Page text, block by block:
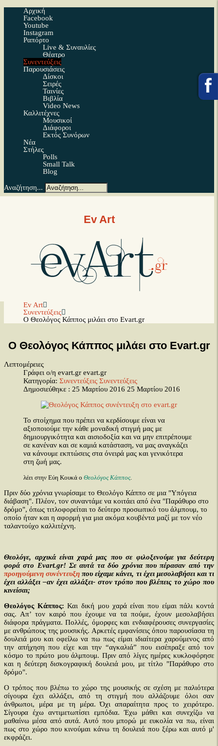
Αρχική
Facebook
Youtube
Instagram
Ραπόρτο
Live & Συναυλίες
Θέατρο
Συνεντεύξεις
Παρουσιάσεις
Δίσκοι
Σειρές
Ταινίες
Βιβλία
Video News
Καλλιτέχνες
Μουσικοί
Διάφοροι
Εκτός Συνόρων
Νέα
Στήλες
Polls
Small Talk
Blog
Αναζήτηση...
Ev Art
Ev Art
Συνεντεύξεις
Ο Θεολόγος Κάππος μιλάει στο Evart.gr
Ο Θεολόγος Κάππος μιλάει στο Evart.gr
Λεπτομέρειες
Γράφει ο/η evart.gr evart.gr
Κατηγορία: Συνεντεύξεις Συνεντεύξεις
Δημοσιεύθηκε : 25 Μαρτίου 2016 25 Μαρτίου 2016
Το στοίχημα που πρέπει να κερδίσουμε είναι να
αξιοποιούμε την κάθε μοναδική στιγμή μας με
δημιουργικότητα και αισιοδοξία και να μην επιτρέπουμε
σε κανέναν και σε καμιά κατάσταση, να μας αναγκάζει
να κάνουμε εκπτώσεις στα όνειρά μας και γενικότερα
στη ζωή μας.
λέει στην Εύη Κουκά ο Θεολόγος Κάππος.
Πριν δύο χρόνια γνωρίσαμε το Θεολόγο Κάππο σε μια "Υπόγεια
διάβαση". Πλέον, τον συναντάμε να κοιτάει από ένα "Παράθυρο στο
δρόμο", όπως τιτλοφορείται το δεύτερο προσωπικό του άλμπουμ, το
οποίο ήταν και η αφορμή για μια ακόμα κουβέντα μαζί με τον νέο
ταλαντούχο καλλιτέχνη.
Θεολόγε, αρχικά είναι χαρά μας που σε φιλοξενούμε για δεύτερη
φορά στο Evart.gr! Σε αυτά τα δύο χρόνια που πέρασαν από την
προηγούμενη συνέντευξη που είχαμε κάνει, τι έχει μεσολαβήσει και τι
έχει αλλάξει –αν έχει αλλάξει- στον τρόπο που βλέπεις το χώρο που
κινείσαι;
Θεολόγος Κάππος: Και δική μου χαρά είναι που είμαι πάλι κοντά
σας. Απ’ τον καιρό που έχουμε να τα πούμε, έχουν μεσολαβήσει
διάφορα πράγματα. Πολλές, όμορφες και ενδιαφέρουσες συνεργασίες
με ανθρώπους της μουσικής. Αρκετές εμφανίσεις όπου παρουσίασα τη
δουλειά μου και οφείλω να πω πως είμαι ιδιαίτερα χαρούμενος από
την απήχηση που είχε και την “αγκαλιά” που εισέπραξε από τον
κόσμο το πρώτο μου άλμπουμ. Πριν από λίγες ημέρες κυκλοφόρησε
και η δεύτερη δισκογραφική δουλειά μου, με τίτλο "Παράθυρο στο
δρόμο".
Ο τρόπος που βλέπω το χώρο της μουσικής σε σχέση με παλιότερα
σίγουρα έχει αλλάξει, από τη στιγμή που αλλάζουμε όλοι σαν
άνθρωποι, μέρα με τη μέρα. Όχι απαραίτητα προς το χειρότερο.
Σίγουρα έχω αντιμετωπίσει εμπόδια. Έχω μάθει και συνεχίζω να
μαθαίνω μέσα από αυτά. Αυτό που μπορώ με ευκολία να πω, είναι
πως στο χώρο που κινούμαι κάνω τη δουλειά που ξέρω και αυτό μ'
εκφράζει.